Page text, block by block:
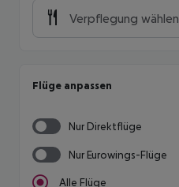
Verpflegung wählen
Flüge anpassen
Nur Direktflüge
Nur Eurowings-Flüge
Alle Flüge